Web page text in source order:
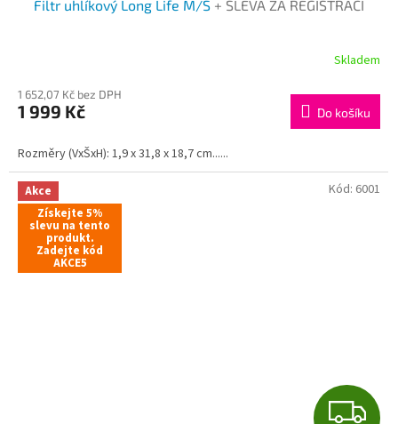
R
M
A
Filtr uhlíkový Long Life M/S + SLEVA ZA REGISTRACI
Skladem
1 652,07 Kč bez DPH
1 999 Kč Do košíku
Rozměry (VxŠxH): 1,9 x 31,8 x 18,7 cm......
Akce
Získejte 5%
slevu na tento
produkt.
Zadejte kód
AKCE5
Z
Kód: 6001